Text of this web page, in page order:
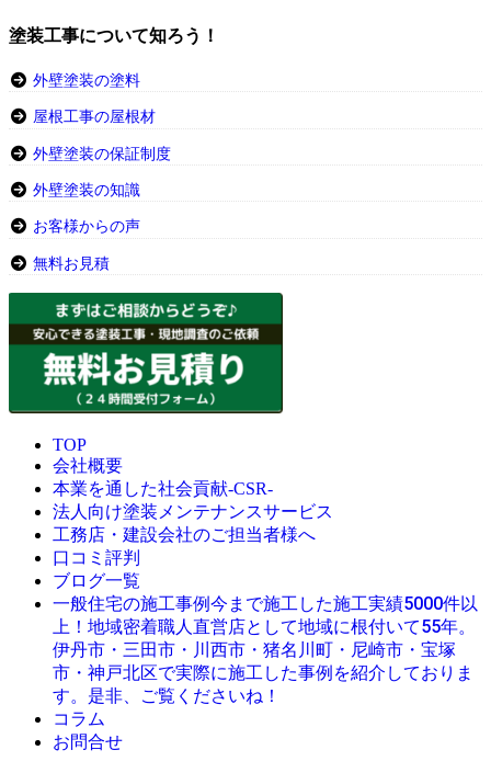
塗装工事について知ろう！
外壁塗装の塗料
屋根工事の屋根材
外壁塗装の保証制度
外壁塗装の知識
お客様からの声
無料お見積
TOP
会社概要
本業を通した社会貢献-CSR-
法人向け塗装メンテナンスサービス
工務店・建設会社のご担当者様へ
口コミ評判
ブログ一覧
一般住宅の施工事例今まで施工した施工実績5000件以
上！地域密着職人直営店として地域に根付いて55年。
伊丹市・三田市・川西市・猪名川町・尼崎市・宝塚
市・神戸北区で実際に施工した事例を紹介しておりま
す。是非、ご覧くださいね！
コラム
お問合せ